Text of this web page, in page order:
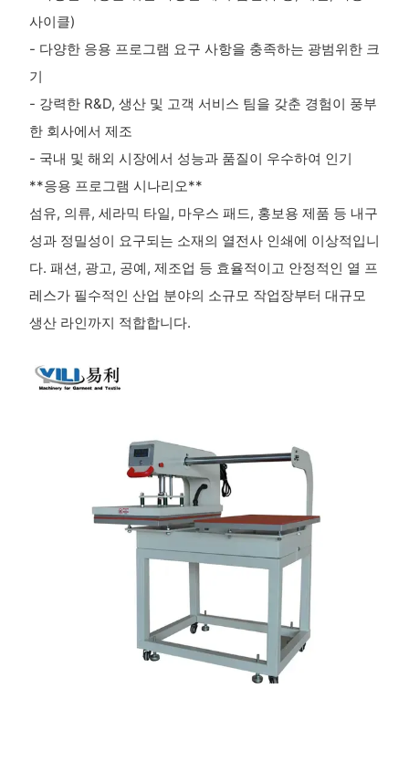
사이클)
- 다양한 응용 프로그램 요구 사항을 충족하는 광범위한 크
기
- 강력한 R&D, 생산 및 고객 서비스 팀을 갖춘 경험이 풍부
한 회사에서 제조
- 국내 및 해외 시장에서 성능과 품질이 우수하여 인기
**응용 프로그램 시나리오**
섬유, 의류, 세라믹 타일, 마우스 패드, 홍보용 제품 등 내구
성과 정밀성이 요구되는 소재의 열전사 인쇄에 이상적입니
다. 패션, 광고, 공예, 제조업 등 효율적이고 안정적인 열 프
레스가 필수적인 산업 분야의 소규모 작업장부터 대규모
생산 라인까지 적합합니다.